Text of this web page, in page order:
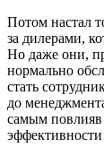
Потом настал
за дилерами,
Но даже они,
нормально
стать
до
самым повлияв
эффективности